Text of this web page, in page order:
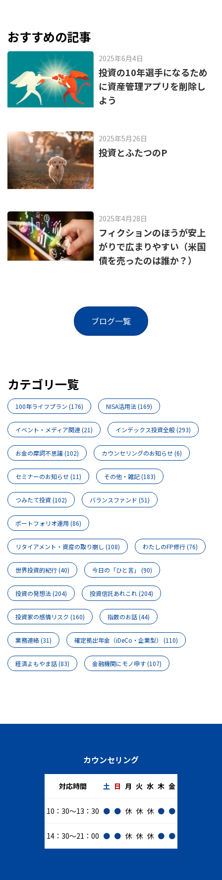
o
o
k
おすすめの記事
2025年6月4日
投資の10年選手になるため
に資産管理アプリを削除し
よう
2025年5月26日
投資とふたつのP
2025年4月28日
フィクションのほうが安上
がりで広まりやすい（米国
債を売ったのは誰か？）
ブログ一覧
カテゴリ一覧
100年ライフプラン (176) NISA活用法(169)
イベント・メディア関連(21) インデックス投資全般(293)
お金の摩訶不思議(102) カウンセリングのお知らせ(6)
セミナーのお知らせ(11) その他・雑記(183)
つみたて投資(102) バランスファンド (51)
ポートフォリオ運用 (86)
リタイアメント・資産の取り崩し (108) わたしのFP修行(76)
世界投資的紀行(40) 今日の「ひと言」 (90)
投資の発想法(204) 投資信託あれこれ(204)
投資家の感情リスク (160) 指数のお話(44)
業務連絡(31) 確定拠出年金（iDeCo・企業型） (110)
経済よもやま話(83) 金融機関にモノ申す(107)
カウンセリング
対応時間 土 日 月 火 水 木 金
10：30～13：30 ● ● 休 休 休 ● ●
14：30～21：00 ● ● 休 休 休 ● ●